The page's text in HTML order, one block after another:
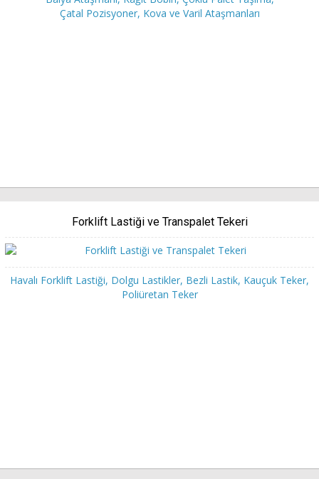
Çatal Pozisyoner, Kova ve Varil Ataşmanları
Forklift Lastiği ve Transpalet Tekeri
Havalı Forklift Lastiği, Dolgu Lastikler, Bezli Lastik, Kauçuk Teker,
Poliüretan Teker